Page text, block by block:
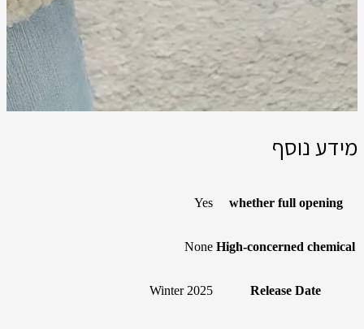
מידע נוסף
whether full opening
Yes
High-concerned chemical
None
Release Date
Winter 2025